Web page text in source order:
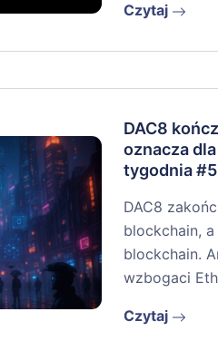
Czytaj
DAC8
oznacza
tygodnia
DAC8
blockchain,
blockchain.
wzbogaci
Czytaj